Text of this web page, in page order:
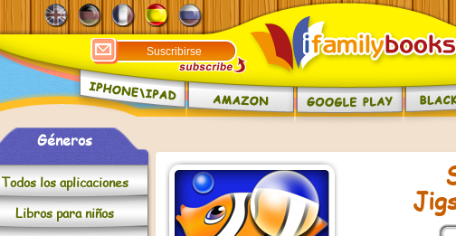
Géneros
Todos los aplicaciones
Libros para niños